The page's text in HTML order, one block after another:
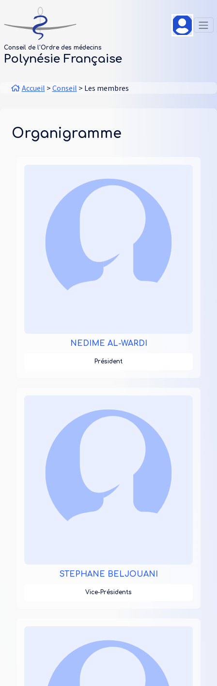
Aller au contenu principal
Conseil de l'Ordre des médecins
Polynésie Française
Fil d'Ariane
Accueil Conseil Les membres
Organigramme
NEDIME AL-WARDI
Président
STEPHANE BELJOUANI
Vice-Présidents
Panneau de gestion des cookies